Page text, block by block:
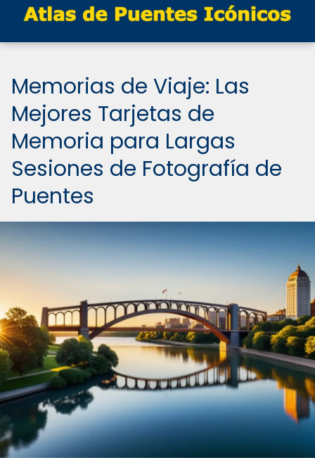
Memorias de Viaje: Las
Mejores Tarjetas de
Memoria para Largas
Sesiones de Fotografía de
Puentes